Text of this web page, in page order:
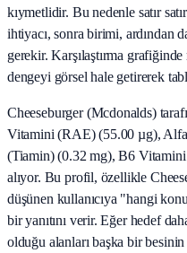
kıymetlidir. Bu nedenle satır
ihtiyacı, sonra birimi, ardından
gerekir. Karşılaştırma
dengeyi görsel hale getirerek
Cheeseburger (Mcdonalds)
Vitamini (RAE) (55.00 µg),
(Tiamin) (0.32 mg), B6
alıyor. Bu profil, özellikle
düşünen kullanıcıya "hangi
bir yanıtını verir. Eğer hedef
olduğu alanları başka bir